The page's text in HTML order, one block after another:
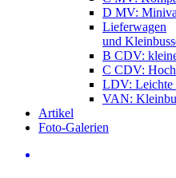
D MV:
Lieferwagen
und
B CDV:
C CDV:
LDV: Leichte
VAN:
Artikel
Foto-Galerien